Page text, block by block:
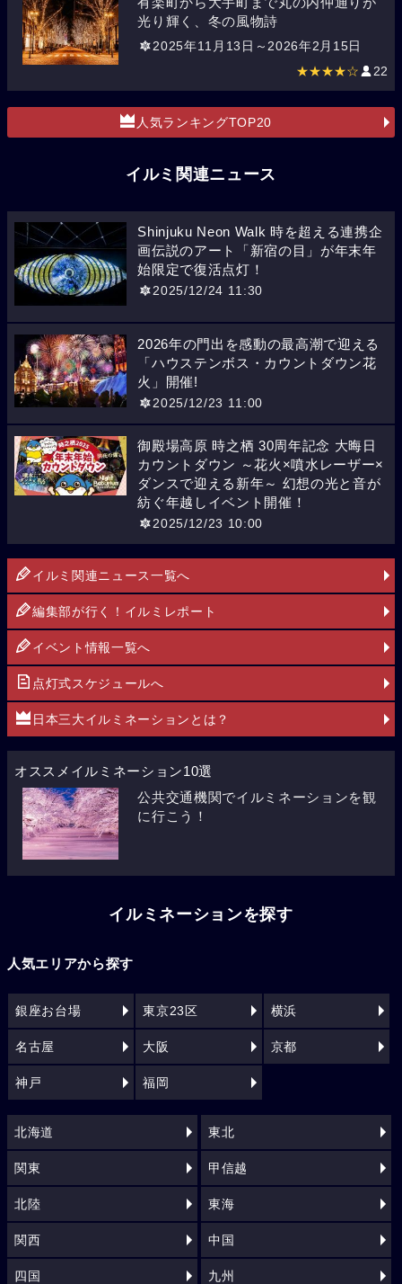
光り輝く、冬の風物詩
2025年11月13日～2026年2月15日
★★★★☆ 22
人気ランキングTOP20
イルミ関連ニュース
Shinjuku Neon Walk 時を超える連携企
画伝説のアート「新宿の目」が年末年
始限定で復活点灯！
2025/12/24 11:30
2026年の門出を感動の最高潮で迎える
「ハウステンボス・カウントダウン花
火」開催!
2025/12/23 11:00
御殿場高原 時之栖 30周年記念 大晦日
カウントダウン ～花火×噴水レーザー×
ダンスで迎える新年～ 幻想の光と音が
紡ぐ年越しイベント開催！
2025/12/23 10:00
イルミ関連ニュース一覧へ
編集部が行く！イルミレポート
イベント情報一覧へ
点灯式スケジュールへ
日本三大イルミネーションとは？
オススメイルミネーション10選
公共交通機関でイルミネーションを観
に行こう！
イルミネーションを探す
人気エリアから探す
銀座お台場 東京23区 横浜
名古屋 大阪 京都
神戸 福岡
北海道 東北
関東 甲信越
北陸 東海
関西 中国
四国 九州